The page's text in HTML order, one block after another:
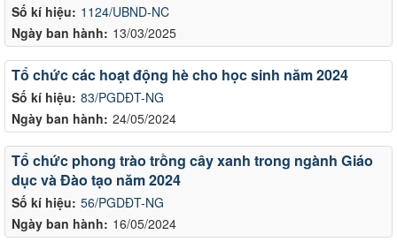
Số kí hiệu: 1124/UBND-NC
Ngày ban hành: 13/03/2025
Số kí hiệu: 83/PGDĐT-NG
Ngày ban hành: 24/05/2024
Tổ chức các hoạt động hè cho học sinh năm 2024
Số kí hiệu: 56/PGDĐT-NG
Ngày ban hành: 16/05/2024
Tổ chức phong trào trồng cây xanh trong ngành Giáo
dục và Đào tạo năm 2024